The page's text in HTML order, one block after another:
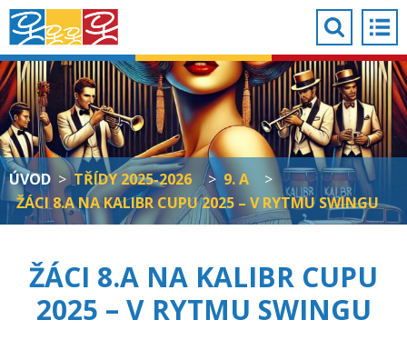
ÚVOD > TŘÍDY 2025-2026 > 9. A
>
ŽÁCI 8.A NA KALIBR CUPU 2025 – V RYTMU SWINGU
ŽÁCI 8.A NA KALIBR CUPU
2025 – V RYTMU SWINGU